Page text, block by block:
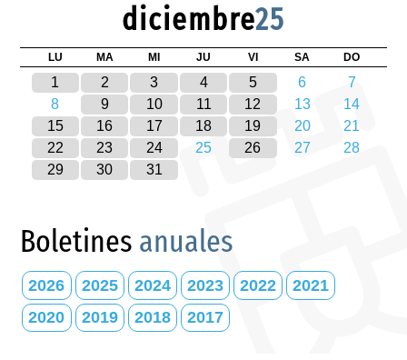
diciembre25
LU MA MI JU VI SA DO
1 2 3 4 5 6
7
8
9 10 11 12 13
14
15
16 17 18 19 20
21
22
23 24 25 26 27
28
29
30 31
Boletines anuales
2026 2025 2024 2023 2022
2021
2020
2019 2018 2017